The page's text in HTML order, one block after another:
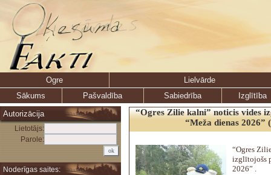
Ogre
Lielvārde
Sākums
Pašvaldība Sabiedrība
Izglītība
Autorizācija
Lietotājs:
Parole:
Noderīgas saites:
“Ogres Zilie kalni” noticis vides
“Meža dienas 2026”
“Ogres
izglītojošs
2026” .